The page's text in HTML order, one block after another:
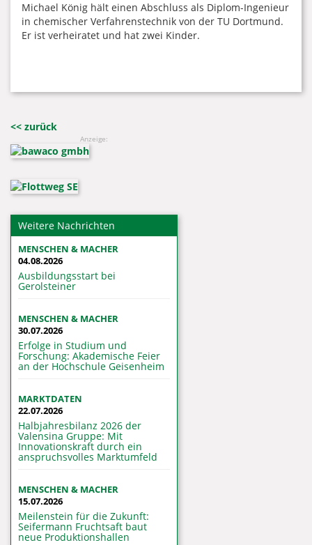
Michael König hält einen Abschluss als Diplom-Ingenieur
in chemischer Verfahrenstechnik von der TU Dortmund.
Er ist verheiratet und hat zwei Kinder.
<< zurück
Anzeige:
Weitere Nachrichten
MENSCHEN & MACHER
04.08.2026
Ausbildungsstart bei
Gerolsteiner
MENSCHEN & MACHER
30.07.2026
Erfolge in Studium und
Forschung: Akademische Feier
an der Hochschule Geisenheim
MARKTDATEN
22.07.2026
Halbjahresbilanz 2026 der
Valensina Gruppe: Mit
Innovationskraft durch ein
anspruchsvolles Marktumfeld
MENSCHEN & MACHER
15.07.2026
Meilenstein für die Zukunft:
Seifermann Fruchtsaft baut
neue Produktionshallen